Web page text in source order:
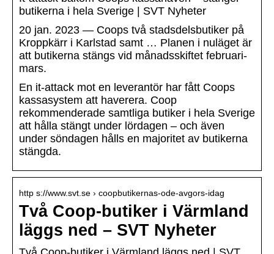
butikerna i hela Sverige | SVT Nyheter
20 jan. 2023 — Coops två stadsdelsbutiker på
Kroppkärr i Karlstad samt … Planen i nuläget är
att butikerna stängs vid månadsskiftet februari-
mars.
En it-attack mot en leverantör har fått Coops
kassasystem att haverera. Coop
rekommenderade samtliga butiker i hela Sverige
att hålla stängt under lördagen – och även
under söndagen hålls en majoritet av butikerna
stängda.
http s://www.svt.se › coopbutikernas-ode-avgors-idag
Två Coop-butiker i Värmland
läggs ned – SVT Nyheter